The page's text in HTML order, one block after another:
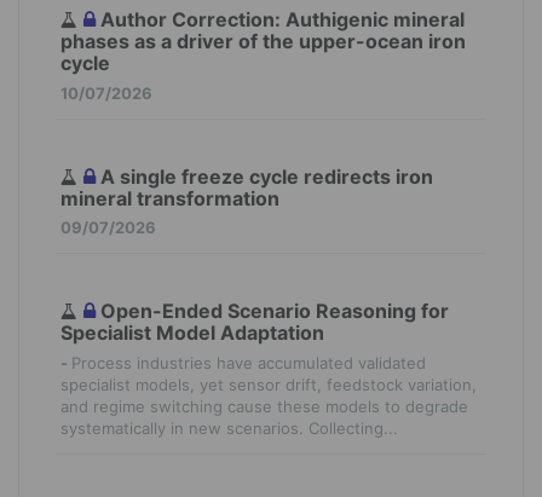
Author Correction: Authigenic mineral
phases as a driver of the upper-ocean iron
cycle
10/07/2026
A single freeze cycle redirects iron
mineral transformation
09/07/2026
Open-Ended Scenario Reasoning for
Specialist Model Adaptation
- Process industries have accumulated validated
specialist models, yet sensor drift, feedstock variation,
and regime switching cause these models to degrade
systematically in new scenarios. Collecting...